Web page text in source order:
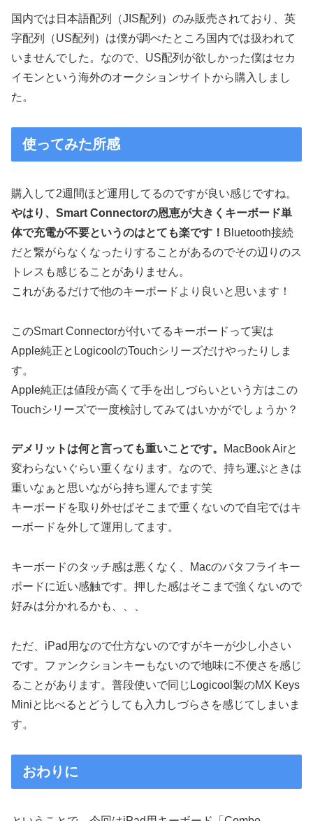
国内では日本語配列（JIS配列）のみ販売されており、英
字配列（US配列）は僕が調べたところ国内では扱われて
いませんでした。なので、US配列が欲しかった僕はセカ
イモンという海外のオークションサイトから購入しまし
た。
使ってみた所感
購入して2週間ほど運用してるのですが良い感じですね。
やはり、Smart Connectorの恩恵が大きくキーボード単
体で充電が不要というのはとても楽です！ Bluetooth接続
だと繋がらなくなったりすることがあるのでその辺りのス
トレスも感じることがありません。
これがあるだけで他のキーボードより良いと思います！
このSmart Connectorが付いてるキーボードって実は
Apple純正とLogicoolのTouchシリーズだけやったりしま
す。
Apple純正は値段が高くて手を出しづらいという方はこの
Touchシリーズで一度検討してみてはいかがでしょうか？
デメリットは何と言っても重いことです。
MacBook Airと
変わらないぐらい重くなります。なので、持ち運ぶときは
重いなぁと思いながら持ち運んでます笑
キーボードを取り外せばそこまで重くないので自宅ではキ
ーボードを外して運用してます。
キーボードのタッチ感は悪くなく、Macのバタフライキー
ボードに近い感触です。押した感はそこまで強くないので
好みは分かれるかも、、、
ただ、iPad用なので仕方ないのですがキーが少し小さい
です。ファンクションキーもないので地味に不便さを感じ
ることがあります。普段使いで同じLogicool製のMX Keys
Miniと比べるとどうしても入力しづらさを感じてしまいま
す。
おわりに